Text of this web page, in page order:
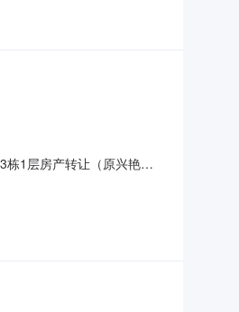
栋1层房产转让（原兴艳小